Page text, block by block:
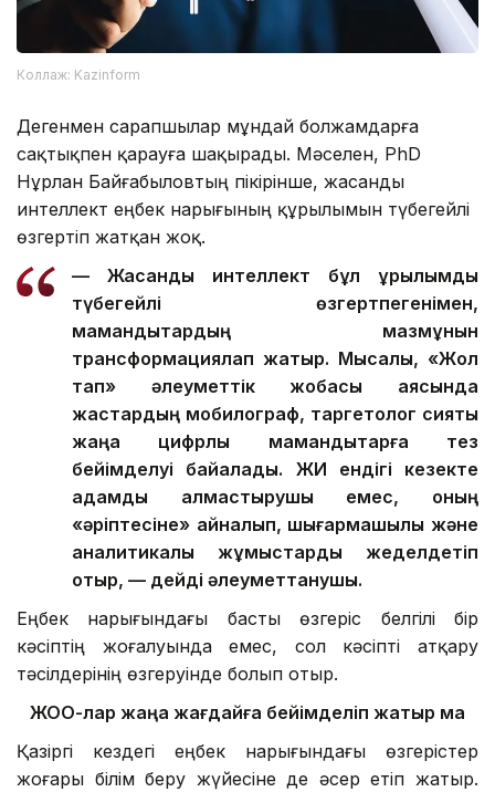
Коллаж: Kazinform
Дегенмен сарапшылар мұндай болжамдарға
сақтықпен қарауға шақырады. Мәселен, PhD
Нұрлан Байғабыловтың пікірінше, жасанды
интеллект еңбек нарығының құрылымын түбегейлі
өзгертіп жатқан жоқ.
— Жасанды интеллект бұл құрылымды
түбегейлі өзгертпегенімен,
мамандықтардың мазмұнын
трансформациялап жатыр. Мысалы, «Жол
тап» әлеуметтік жобасы аясында
жастардың мобилограф, таргетолог сияқты
жаңа цифрлық мамандықтарға тез
бейімделуі байқалады. ЖИ ендігі кезекте
адамды алмастырушы емес, оның
«әріптесіне» айналып, шығармашылық және
аналитикалық жұмыстарды жеделдетіп
отыр, — дейді әлеуметтанушы.
Еңбек нарығындағы басты өзгеріс белгілі бір
кәсіптің жоғалуында емес, сол кәсіпті атқару
тәсілдерінің өзгеруінде болып отыр.
ЖОО-лар жаңа жағдайға бейімделіп жатыр ма
Қазіргі кездегі еңбек нарығындағы өзгерістер
жоғары білім беру жүйесіне де әсер етіп жатыр.